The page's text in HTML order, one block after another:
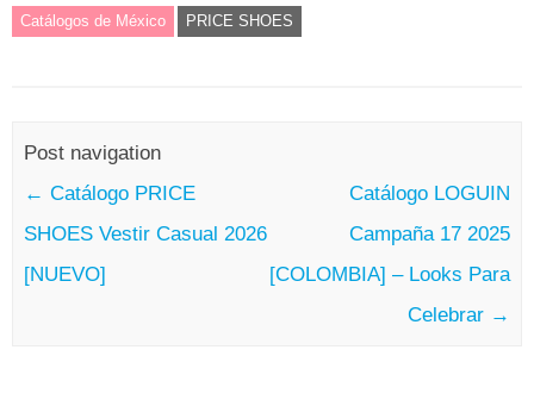
Catálogos de México PRICE SHOES
Post navigation
← Catálogo PRICE
SHOES Vestir Casual 2026
[NUEVO]
Catálogo LOGUIN
Campaña 17 2025
[COLOMBIA] – Looks Para
Celebrar →